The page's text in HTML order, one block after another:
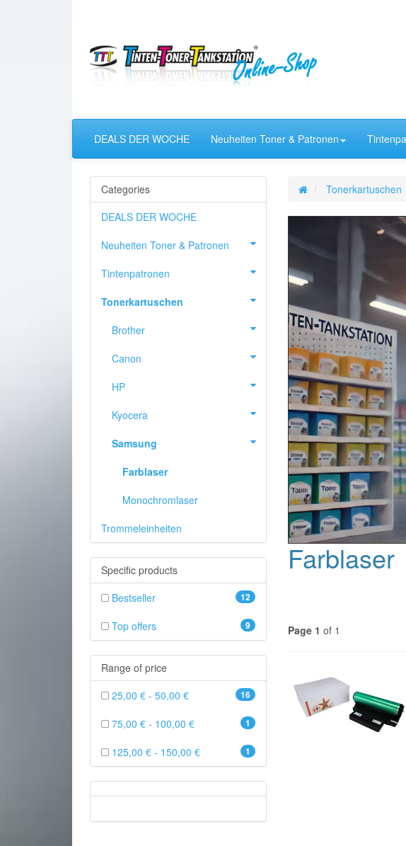
DEALS DER WOCHE Neuheiten Toner & Patronen
Tonerkartuschen
PREVIOUS
Farblaser
Page 1 of 1
Categories
DEALS DER WOCHE
Neuheiten Toner & Patronen
Tintenpatronen
Tonerkartuschen
Brother
Canon
HP
Kyocera
Samsung
Farblaser
Monochromlaser
Trommeleinheiten
Specific products
12
Bestseller
9
Top offers
Range of price
16
25,00 € - 50,00 €
1
75,00 € - 100,00 €
1
125,00 € - 150,00 €